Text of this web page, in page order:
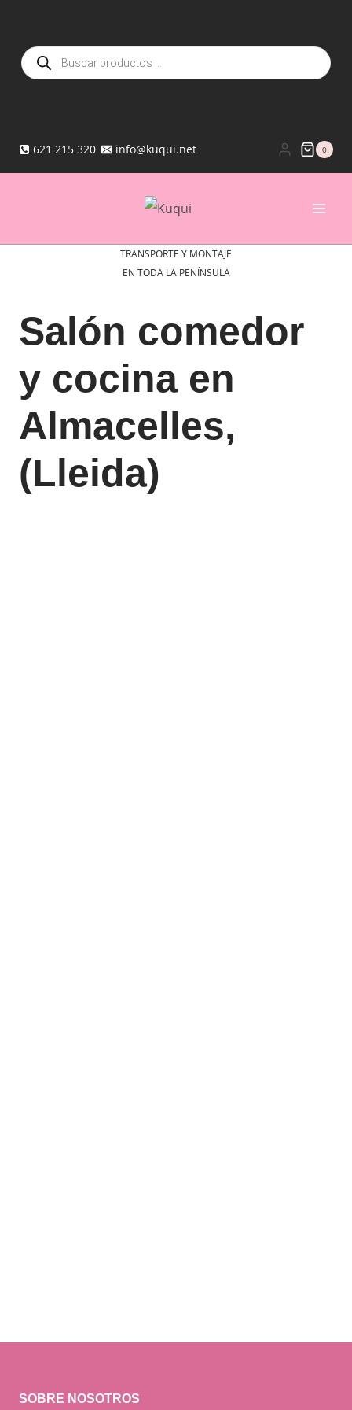
contenido
Búsqueda
de
productos
621 215 320 info@kuqui.net 0
TRANSPORTE Y MONTAJE
EN TODA LA PENÍNSULA
Salón comedor
y cocina en
Almacelles,
(Lleida)
SOBRE NOSOTROS